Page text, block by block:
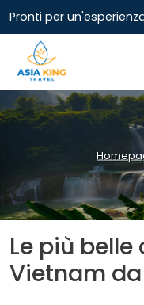
Pronti per
Le più
Vietnam